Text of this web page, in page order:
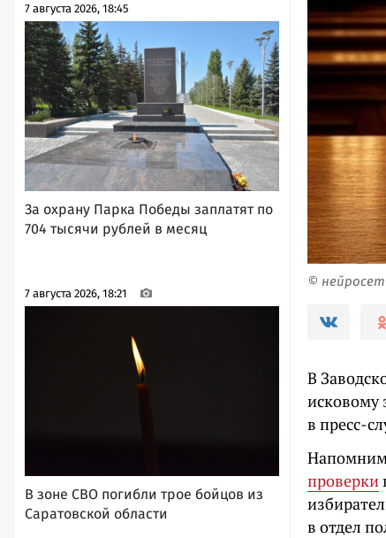
7 августа 2026, 18:45
За охрану Парка Победы заплатят по
704 тысячи рублей в месяц
7 августа 2026, 18:21
В зоне СВО погибли трое бойцов из
Саратовской области
©
В
исковому
в пресс-
проверки
в отдел